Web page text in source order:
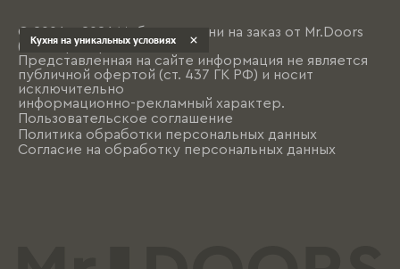
© 2004 - 2026 Мебель и кухни на заказ от Mr.Doors
(Мистер Дорс)
Представленная на сайте информация не является
публичной офертой (ст. 437 ГК РФ) и носит
исключительно
информационно-рекламный характер.
Пользовательское соглашение
Политика обработки персональных данных
Согласие на обработку персональных данных
Кухня на уникальных условиях